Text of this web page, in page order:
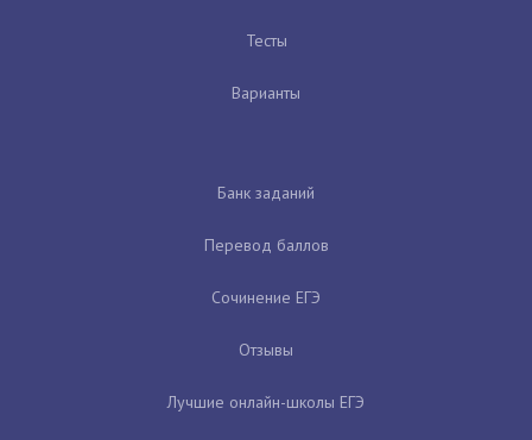
Тесты
Варианты
Банк заданий
Перевод баллов
Сочинение ЕГЭ
Отзывы
Лучшие онлайн-школы ЕГЭ